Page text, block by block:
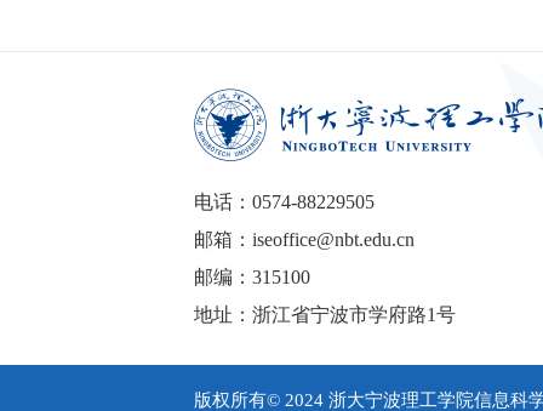
电话：0574-88229505
邮箱：iseoffice@nbt.edu.cn
邮编：315100
地址：浙江省宁波市学府路1号
版权所有© 2024 浙大宁波理工学院信息科